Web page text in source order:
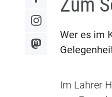
Link zum Facebook-
Link zum Instagram-
Link zum Mastodon-
Wer es im
Im Lahrer